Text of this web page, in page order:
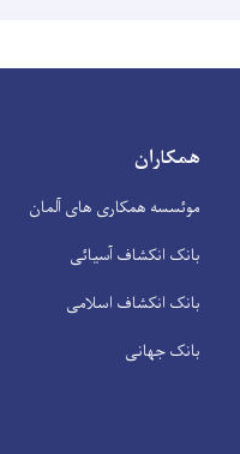
همکاران
موئسسه همکاری های آلمان
بانک انکشاف آسیائی
بانک انکشاف اسلامی
بانک جهانی